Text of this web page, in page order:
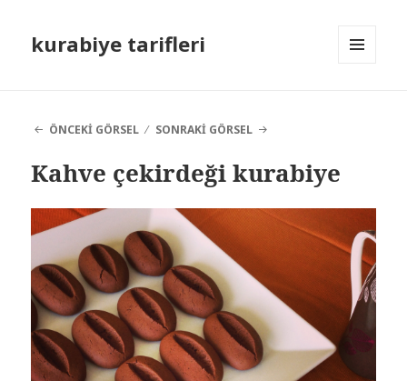
kurabiye tarifleri
ÖNCEKI GÖRSEL
SONRAKI GÖRSEL
Kahve çekirdeği kurabiye